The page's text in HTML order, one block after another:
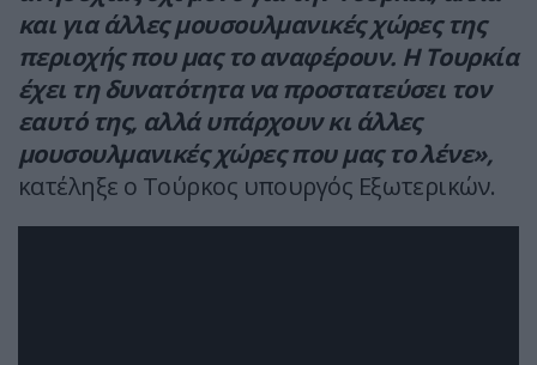
και για άλλες μουσουλμανικές χώρες της
περιοχής που μας το αναφέρουν. Η Τουρκία
έχει τη δυνατότητα να προστατεύσει τον
εαυτό της, αλλά υπάρχουν κι άλλες
μουσουλμανικές χώρες που μας το λένε»,
κατέληξε ο Τούρκος υπουργός Εξωτερικών.